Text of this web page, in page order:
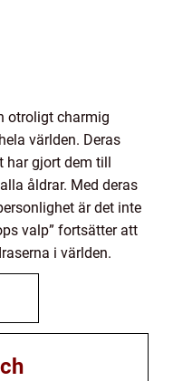
otroligt charmig
världen. Deras
gjort dem till
åldrar. Med deras
är det inte
valp” fortsätter att
i världen.